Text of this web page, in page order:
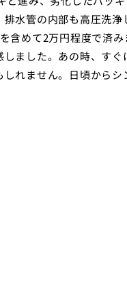
水管の内部も高圧洗
含めて2万円程度で済
ました。あの時、す
れません。日頃から